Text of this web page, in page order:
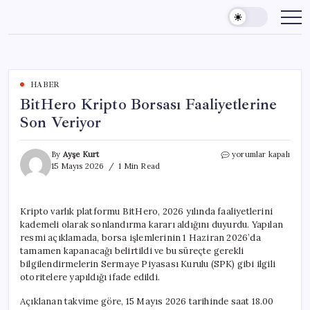
content
HABER
BitHero Kripto Borsası Faaliyetlerine
Son Veriyor
By Ayşe Kurt
15 Mayıs 2026
1 Min Read
BitHero
Veriyor
için
yorumlar kapalı
Kripto varlık platformu BitHero, 2026 yılında faaliyetlerini
kademeli olarak sonlandırma kararı aldığını duyurdu. Yapılan
resmi açıklamada, borsa işlemlerinin 1 Haziran 2026’da
tamamen kapanacağı belirtildi ve bu süreçte gerekli
bilgilendirmelerin Sermaye Piyasası Kurulu (SPK) gibi ilgili
otoritelere yapıldığı ifade edildi.
Açıklanan takvime göre, 15 Mayıs 2026 tarihinde saat 18.00